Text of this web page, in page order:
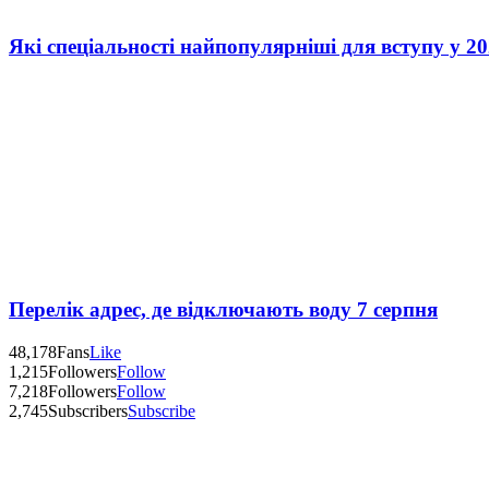
Які спеціальності найпопулярніші для вступу у
Перелік адрес, де відключають воду 7 серпня
48,178FansLike
1,215FollowersFollow
7,218FollowersFollow
2,745SubscribersSubscribe